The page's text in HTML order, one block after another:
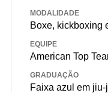
MODALIDADE
Boxe, kickboxing
EQUIPE
American Top
GRADUAÇÃO
Faixa azul em